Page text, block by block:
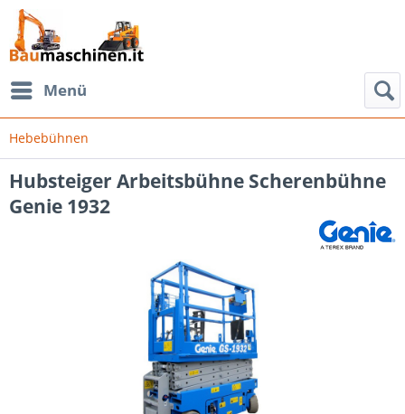
Menü
Hebebühnen
Hubsteiger Arbeitsbühne Scherenbühne
Genie 1932